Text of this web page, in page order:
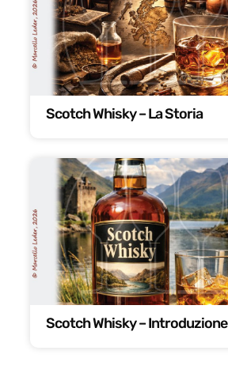
Scotch Whisky – La Storia
Scotch Whisky – Introduzione